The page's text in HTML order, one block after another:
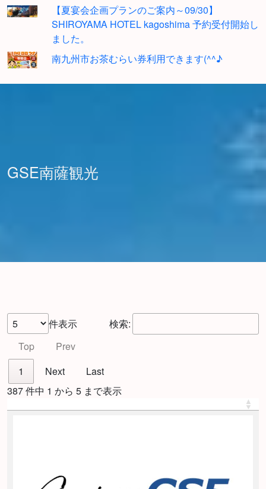
【夏宴会企画プランのご案内～09/30】
SHIROYAMA HOTEL kagoshima 予約受付開始し
ました。
南九州市お茶むらい券利用できます(^^♪
GSE南薩観光
件表示
検索:
Top
Prev
1
Next
Last
387 件中 1 から 5 まで表示